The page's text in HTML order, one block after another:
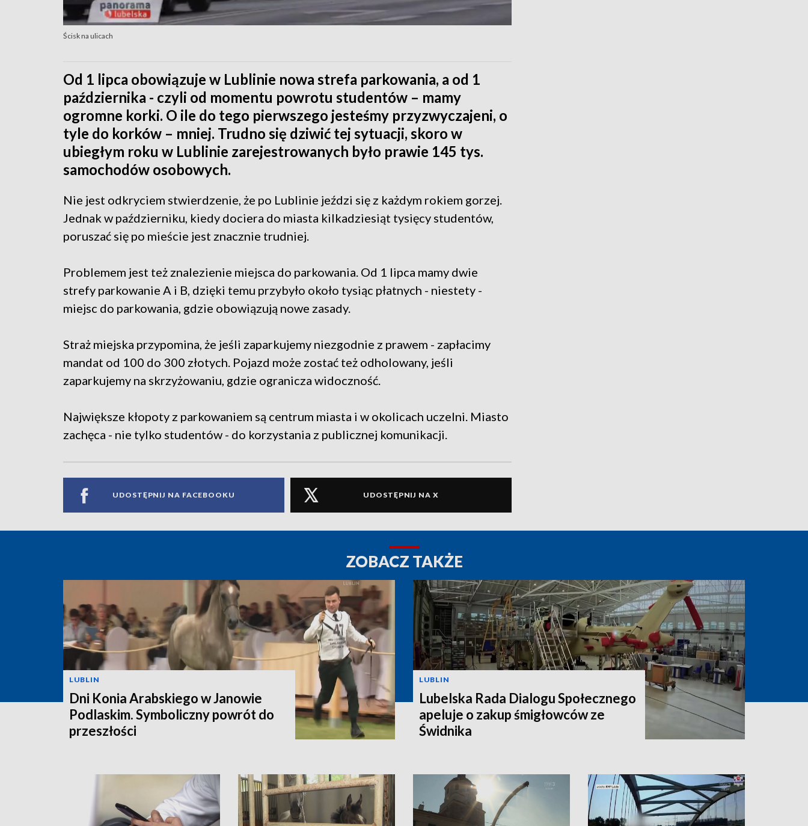
Ścisk na ulicach
Od 1 lipca obowiązuje w Lublinie nowa strefa parkowania, a od 1
października - czyli od momentu powrotu studentów – mamy
ogromne korki. O ile do tego pierwszego jesteśmy przyzwyczajeni, o
tyle do korków – mniej. Trudno się dziwić tej sytuacji, skoro w
ubiegłym roku w Lublinie zarejestrowanych było prawie 145 tys.
samochodów osobowych.
Nie jest odkryciem stwierdzenie, że po Lublinie jeździ się z każdym rokiem gorzej.
Jednak w październiku, kiedy dociera do miasta kilkadziesiąt tysięcy studentów,
poruszać się po mieście jest znacznie trudniej.
Problemem jest też znalezienie miejsca do parkowania. Od 1 lipca mamy dwie
strefy parkowanie A i B, dzięki temu przybyło około tysiąc płatnych - niestety -
miejsc do parkowania, gdzie obowiązują nowe zasady.
Straż miejska przypomina, że jeśli zaparkujemy niezgodnie z prawem - zapłacimy
mandat od 100 do 300 złotych. Pojazd może zostać też odholowany, jeśli
zaparkujemy na skrzyżowaniu, gdzie ogranicza widoczność.
Największe kłopoty z parkowaniem są centrum miasta i w okolicach uczelni. Miasto
zachęca - nie tylko studentów - do korzystania z publicznej komunikacji.
UDOSTĘPNIJ NA FACEBOOKU UDOSTĘPNIJ NA X
ZOBACZ TAKŻE
LUBLIN
Dni Konia Arabskiego w Janowie
Podlaskim. Symboliczny powrót do
przeszłości
LUBLIN
Lubelska Rada Dialogu Społecznego
apeluje o zakup śmigłowców ze
Świdnika